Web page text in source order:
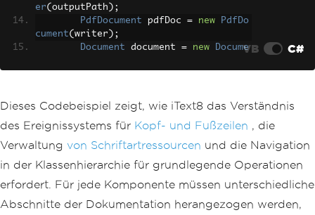
er( outputPath );
PdfDocument pdfDoc = new
PdfDo
cument( writer );
Document document = new
Docume
gins
        pdfDoc
SetDefaultPageSize
Size.A4);
        document
. SetMargins , 72
7
// Create font for consistency
CreateFont(FontConstants .HELVETICA);
VB C#
Dieses Codebeispiel zeigt, wie iText8 das Verständnis
des Ereignissystems für Kopf- und Fußzeilen , die
Verwaltung von Schriftartressourcen und die Navigation
in der Klassenhierarchie für grundlegende Operationen
erfordert. Für jede Komponente müssen unterschiedliche
Abschnitte der Dokumentation herangezogen werden,